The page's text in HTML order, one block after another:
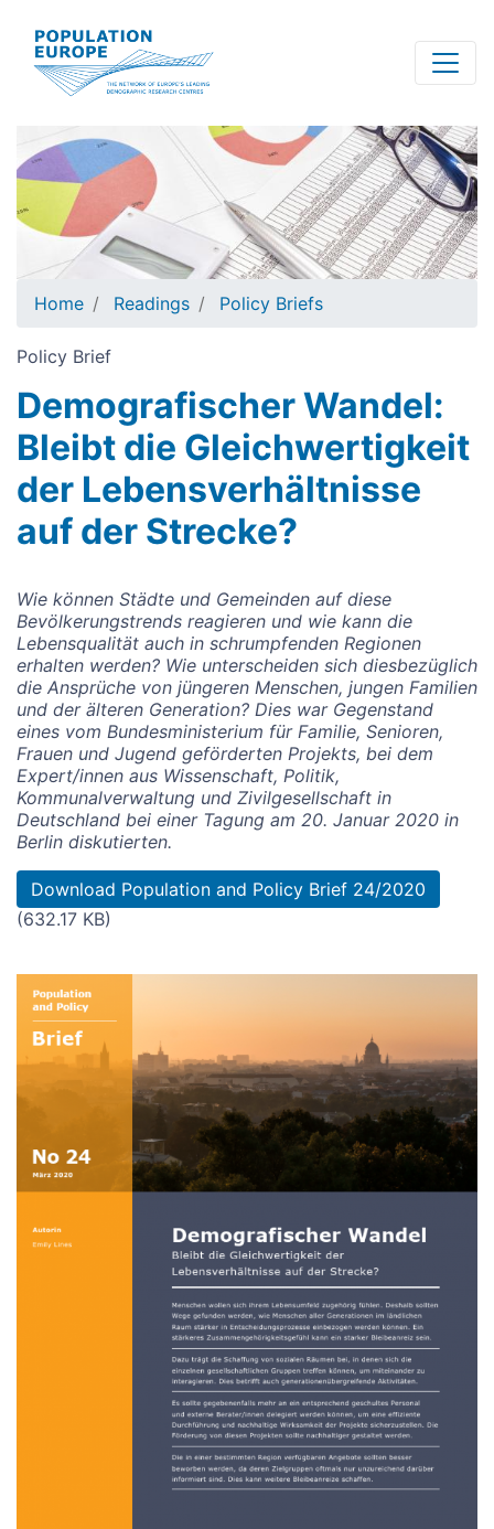
main
content
Home Readings Policy Briefs
Policy Brief
Demografischer Wandel:
Bleibt die Gleichwertigkeit
der Lebensverhältnisse
auf der Strecke?
Wie können Städte und Gemeinden auf diese
Bevölkerungstrends reagieren und wie kann die
Lebensqualität auch in schrumpfenden Regionen
erhalten werden? Wie unterscheiden sich diesbezüglich
die Ansprüche von jüngeren Menschen, jungen Familien
und der älteren Generation? Dies war Gegenstand
eines vom Bundesministerium für Familie, Senioren,
Frauen und Jugend geförderten Projekts, bei dem
Expert/innen aus Wissenschaft, Politik,
Kommunalverwaltung und Zivilgesellschaft in
Deutschland bei einer Tagung am 20. Januar 2020 in
Berlin diskutierten.
Document
Download Population and Policy Brief 24/2020
(632.17 KB)
Image